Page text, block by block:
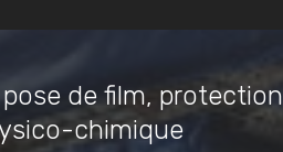
de film, protection
chimique